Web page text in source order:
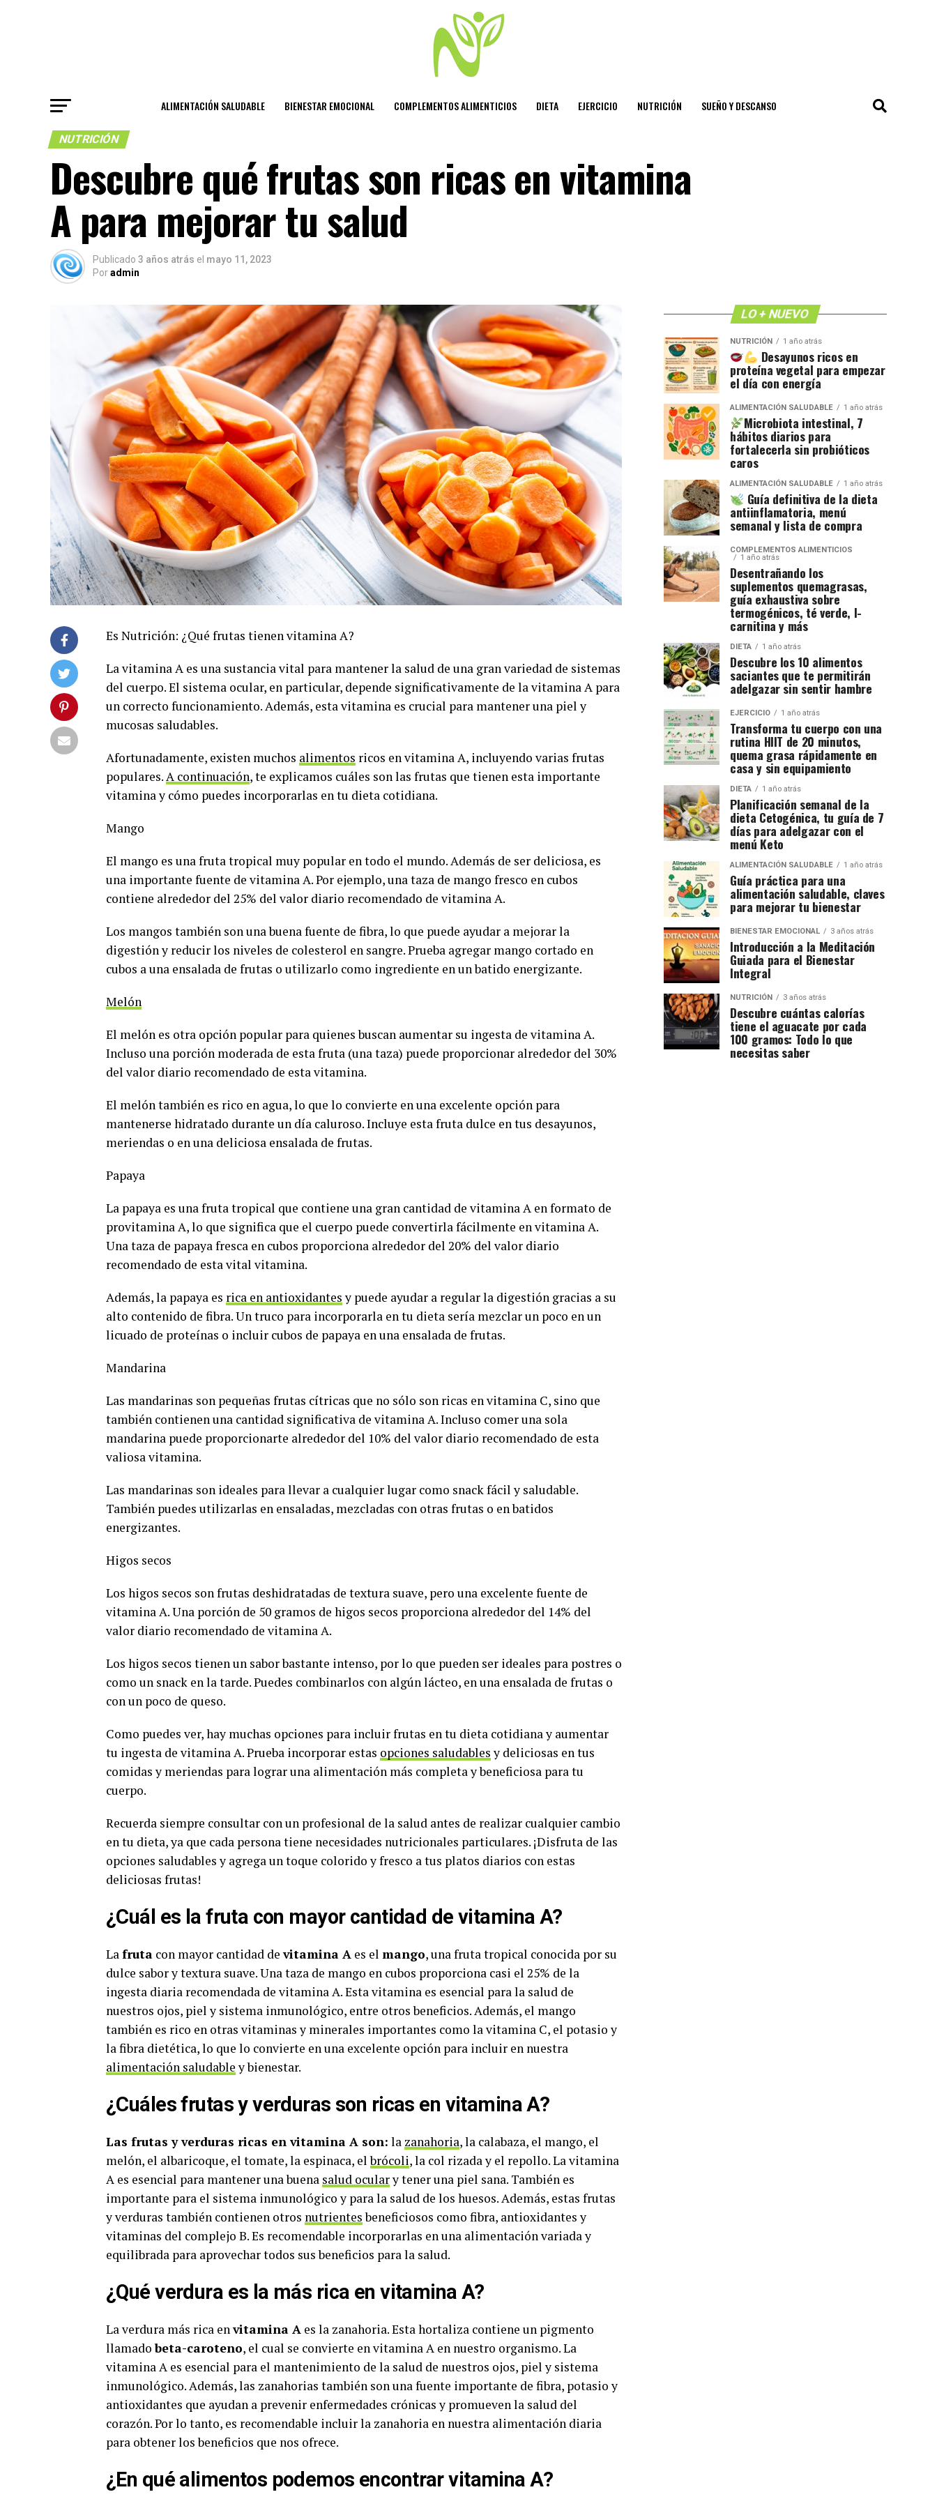
ALIMENTACIÓN SALUDABLE BIENESTAR EMOCIONAL COMPLEMENTOS ALIMENTICIOS DIETA EJERCICIO NUTRICIÓN SUEÑO Y DESCANSO
NUTRICIÓN
Descubre qué frutas son ricas en vitamina
A para mejorar tu salud
Publicado 3 años atrás el mayo 11, 2023
Poradmin
Es Nutrición: ¿Qué frutas tienen vitamina A?
La vitamina A es una sustancia vital para mantener la salud de una gran variedad de sistemas
del cuerpo. El sistema ocular, en particular, depende significativamente de la vitamina A para
un correcto funcionamiento. Además, esta vitamina es crucial para mantener una piel y
mucosas saludables.
Afortunadamente, existen muchos alimentos ricos en vitamina A, incluyendo varias frutas
populares. A continuación, te explicamos cuáles son las frutas que tienen esta importante
vitamina y cómo puedes incorporarlas en tu dieta cotidiana.
Mango
El mango es una fruta tropical muy popular en todo el mundo. Además de ser deliciosa, es
una importante fuente de vitamina A. Por ejemplo, una taza de mango fresco en cubos
contiene alrededor del 25% del valor diario recomendado de vitamina A.
Los mangos también son una buena fuente de fibra, lo que puede ayudar a mejorar la
digestión y reducir los niveles de colesterol en sangre. Prueba agregar mango cortado en
cubos a una ensalada de frutas o utilizarlo como ingrediente en un batido energizante.
Melón
El melón es otra opción popular para quienes buscan aumentar su ingesta de vitamina A.
Incluso una porción moderada de esta fruta (una taza) puede proporcionar alrededor del 30%
del valor diario recomendado de esta vitamina.
El melón también es rico en agua, lo que lo convierte en una excelente opción para
mantenerse hidratado durante un día caluroso. Incluye esta fruta dulce en tus desayunos,
meriendas o en una deliciosa ensalada de frutas.
Papaya
La papaya es una fruta tropical que contiene una gran cantidad de vitamina A en formato de
provitamina A, lo que significa que el cuerpo puede convertirla fácilmente en vitamina A.
Una taza de papaya fresca en cubos proporciona alrededor del 20% del valor diario
recomendado de esta vital vitamina.
Además, la papaya es rica en antioxidantesy puede ayudar a regular la digestión gracias a su
alto contenido de fibra. Un truco para incorporarla en tu dieta sería mezclar un poco en un
licuado de proteínas o incluir cubos de papaya en una ensalada de frutas.
Mandarina
Las mandarinas son pequeñas frutas cítricas que no sólo son ricas en vitamina C, sino que
también contienen una cantidad significativa de vitamina A. Incluso comer una sola
mandarina puede proporcionarte alrededor del 10% del valor diario recomendado de esta
valiosa vitamina.
Las mandarinas son ideales para llevar a cualquier lugar como snack fácil y saludable.
También puedes utilizarlas en ensaladas, mezcladas con otras frutas o en batidos
energizantes.
Higos secos
Los higos secos son frutas deshidratadas de textura suave, pero una excelente fuente de
vitamina A. Una porción de 50 gramos de higos secos proporciona alrededor del 14% del
valor diario recomendado de vitamina A.
Los higos secos tienen un sabor bastante intenso, por lo que pueden ser ideales para postres o
como un snack en la tarde. Puedes combinarlos con algún lácteo, en una ensalada de frutas o
con un poco de queso.
Como puedes ver, hay muchas opciones para incluir frutas en tu dieta cotidiana y aumentar
tu ingesta de vitamina A. Prueba incorporar estas opciones saludablesy deliciosas en tus
comidas y meriendas para lograr una alimentación más completa y beneficiosa para tu
cuerpo.
Recuerda siempre consultar con un profesional de la salud antes de realizar cualquier cambio
en tu dieta, ya que cada persona tiene necesidades nutricionales particulares. ¡Disfruta de las
opciones saludables y agrega un toque colorido y fresco a tus platos diarios con estas
deliciosas frutas!
¿Cuál es la fruta con mayor cantidad de vitamina A?
La fruta con mayor cantidad devitamina A es el mango, una fruta tropical conocida por su
dulce sabor y textura suave. Una taza de mango en cubos proporciona casi el 25% de la
ingesta diaria recomendada de vitamina A. Esta vitamina es esencial para la salud de
nuestros ojos, piel y sistema inmunológico, entre otros beneficios. Además, el mango
también es rico en otras vitaminas y minerales importantes como la vitamina C, el potasio y
la fibra dietética, lo que lo convierte en una excelente opción para incluir en nuestra
alimentación saludabley bienestar.
¿Cuáles frutas y verduras son ricas en vitamina A?
Las frutas y verduras ricas en vitamina A son: la zanahoria, la calabaza, el mango, el
melón, el albaricoque, el tomate, la espinaca, elbrócoli, la col rizada y el repollo. La vitamina
A es esencial para mantener una buena salud oculary tener una piel sana. También es
importante para el sistema inmunológico y para la salud de los huesos. Además, estas frutas
y verduras también contienen otros nutrientesbeneficiosos como fibra, antioxidantes y
vitaminas del complejo B. Es recomendable incorporarlas en una alimentación variada y
equilibrada para aprovechar todos sus beneficios para la salud.
¿Qué verdura es la más rica en vitamina A?
La verdura más rica envitamina A es la zanahoria. Esta hortaliza contiene un pigmento
llamadobeta-caroteno, el cual se convierte en vitamina A en nuestro organismo. La
vitamina A es esencial para el mantenimiento de la salud de nuestros ojos, piel y sistema
inmunológico. Además, las zanahorias también son una fuente importante de fibra, potasio y
antioxidantes que ayudan a prevenir enfermedades crónicas y promueven la salud del
corazón. Por lo tanto, es recomendable incluir la zanahoria en nuestra alimentación diaria
para obtener los beneficios que nos ofrece.
¿En qué alimentos podemos encontrar vitamina A?
LO + NUEVO
NUTRICIÓN 1 año atrás
Desayunos ricos en
proteína vegetal para empezar
el día con energía
ALIMENTACIÓN SALUDABLE 1 año atrás
Microbiota intestinal, 7
hábitos diarios para
fortalecerla sin probióticos
caros
ALIMENTACIÓN SALUDABLE 1 año atrás
Guía definitiva de la dieta
antiinflamatoria, menú
semanal y lista de compra
COMPLEMENTOS ALIMENTICIOS
1 año atrás
Desentrañando los
suplementos quemagrasas,
guía exhaustiva sobre
termogénicos, té verde, l-
carnitina y más
DIETA 1 año atrás
Descubre los 10 alimentos
saciantes que te permitirán
adelgazar sin sentir hambre
EJERCICIO 1 año atrás
Transforma tu cuerpo con una
rutina HIIT de 20 minutos,
quema grasa rápidamente en
casa y sin equipamiento
DIETA 1 año atrás
Planificación semanal de la
dieta Cetogénica, tu guía de 7
días para adelgazar con el
menú Keto
ALIMENTACIÓN SALUDABLE 1 año atrás
Guía práctica para una
alimentación saludable, claves
para mejorar tu bienestar
BIENESTAR EMOCIONAL 3 años atrás
Introducción a la Meditación
Guiada para el Bienestar
Integral
NUTRICIÓN 3 años atrás
Descubre cuántas calorías
tiene el aguacate por cada
100 gramos: Todo lo que
necesitas saber